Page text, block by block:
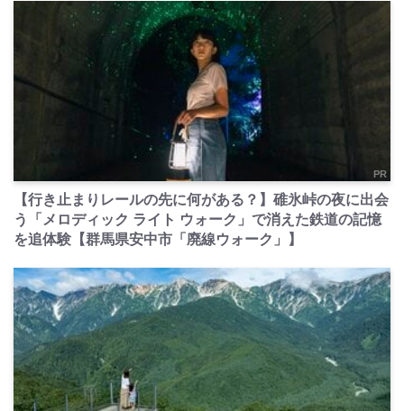
PR
【行き止まりレールの先に何がある？】碓氷峠の夜に出会
う「メロディック ライト ウォーク」で消えた鉄道の記憶
を追体験【群馬県安中市「廃線ウォーク」】